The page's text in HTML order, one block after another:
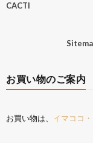
CACTI
お買い物のご案内
お買い物は、 イマココ